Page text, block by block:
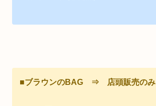
■ブラウンのBAG ⇒ 店頭販売のみ